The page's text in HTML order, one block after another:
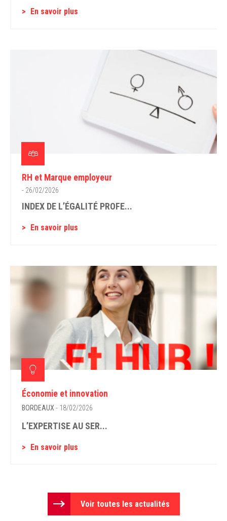
En savoir plus
RH et Marque employeur
- 26/02/2026
INDEX DE L’ÉGALITÉ PROFE...
En savoir plus
Économie et innovation
BORDEAUX - 18/02/2026
L’EXPERTISE AU SER...
En savoir plus
Voir toutes les actualités